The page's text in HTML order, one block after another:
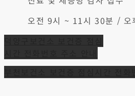
오전 9시 ~ 11시 30분 /
탐
색